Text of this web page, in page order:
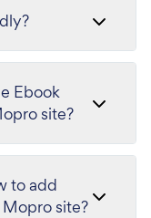
Ebook
site?
to add
site?